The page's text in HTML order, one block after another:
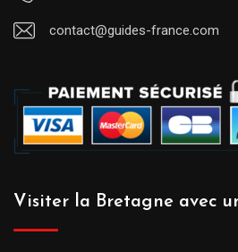
contact@guides-france.com
Visiter la Bretagne avec